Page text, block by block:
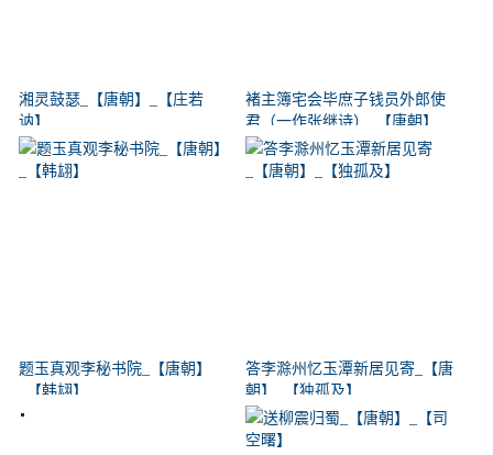
湘灵鼓瑟_【唐朝】_【庄若
讷】
褚主簿宅会毕庶子钱员外郎使
君（一作张继诗）_【唐朝】
_【韩翃】
题玉真观李秘书院_【唐朝】
_【韩翃】
答李滁州忆玉潭新居见寄_【唐
朝】_【独孤及】